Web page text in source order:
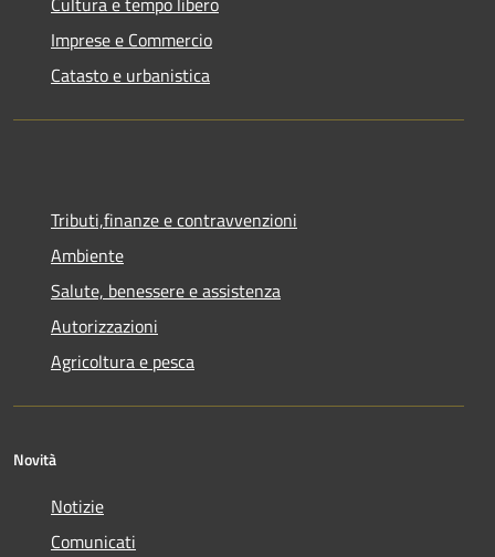
Imprese e Commercio
Catasto e urbanistica
Tributi,finanze e contravvenzioni
Ambiente
Salute, benessere e assistenza
Autorizzazioni
Agricoltura e pesca
Novità
Notizie
Comunicati